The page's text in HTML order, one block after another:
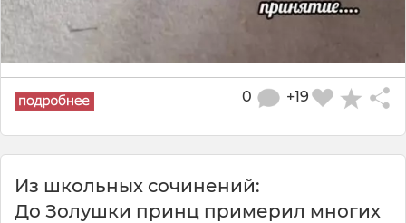
+19
0
Из школьных сочинений:
До Золушки принц примерил многих